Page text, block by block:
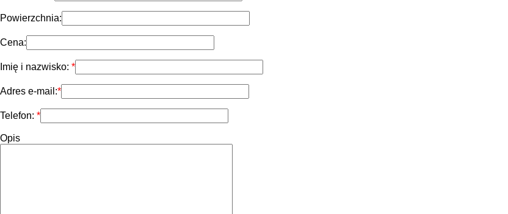
Powierzchnia:
Cena:
Imię i nazwisko:
Adres e-mail:
Telefon:
Opis